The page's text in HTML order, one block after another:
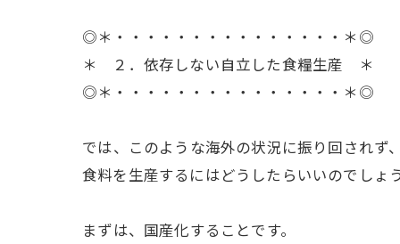
◎＊・・・・・・・・・・・・・・・＊◎
＊ ２．依存しない自立した食糧生産 ＊
◎＊・・・・・・・・・・・・・・・＊◎
ㅤでは、このような海外の状況に振り回されず、
食料を生産するにはどうしたらいいのでしょ
ㅤまずは、国産化することです。